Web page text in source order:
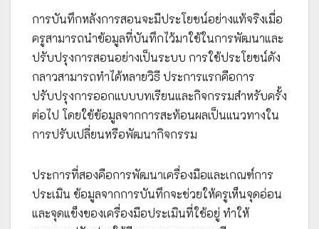
การบันทึกหลังการสอนจะมีประโยชน์อย่างแท้จริงเมื่อ
ครูสามารถนำข้อมูลที่บันทึกไว้มาใช้ในการพัฒนาและ
ปรับปรุงการสอนอย่างเป็นระบบ การใช้ประโยชน์ดัง
กลาวสามารถทำได้หลายวิธี ประการแรกคือการ
ปรับปรุงการออกแบบบทเรียนและกิจกรรมสำหรับครั้ง
ต่อไป โดยใช้ข้อมูลจากการสะท้อนผลเป็นแนวทางใน
การปรับเปลี่ยนหรือพัฒนากิจกรรม
ประการที่สองคือการพัฒนาเครื่องมือและเกณฑ์การ
ประเมิน ข้อมูลจากการบันทึกจะช่วยให้ครูเห็นจุดอ่อน
และจุดแข็งของเครื่องมือประเมินที่ใช้อยู่ ทำให้